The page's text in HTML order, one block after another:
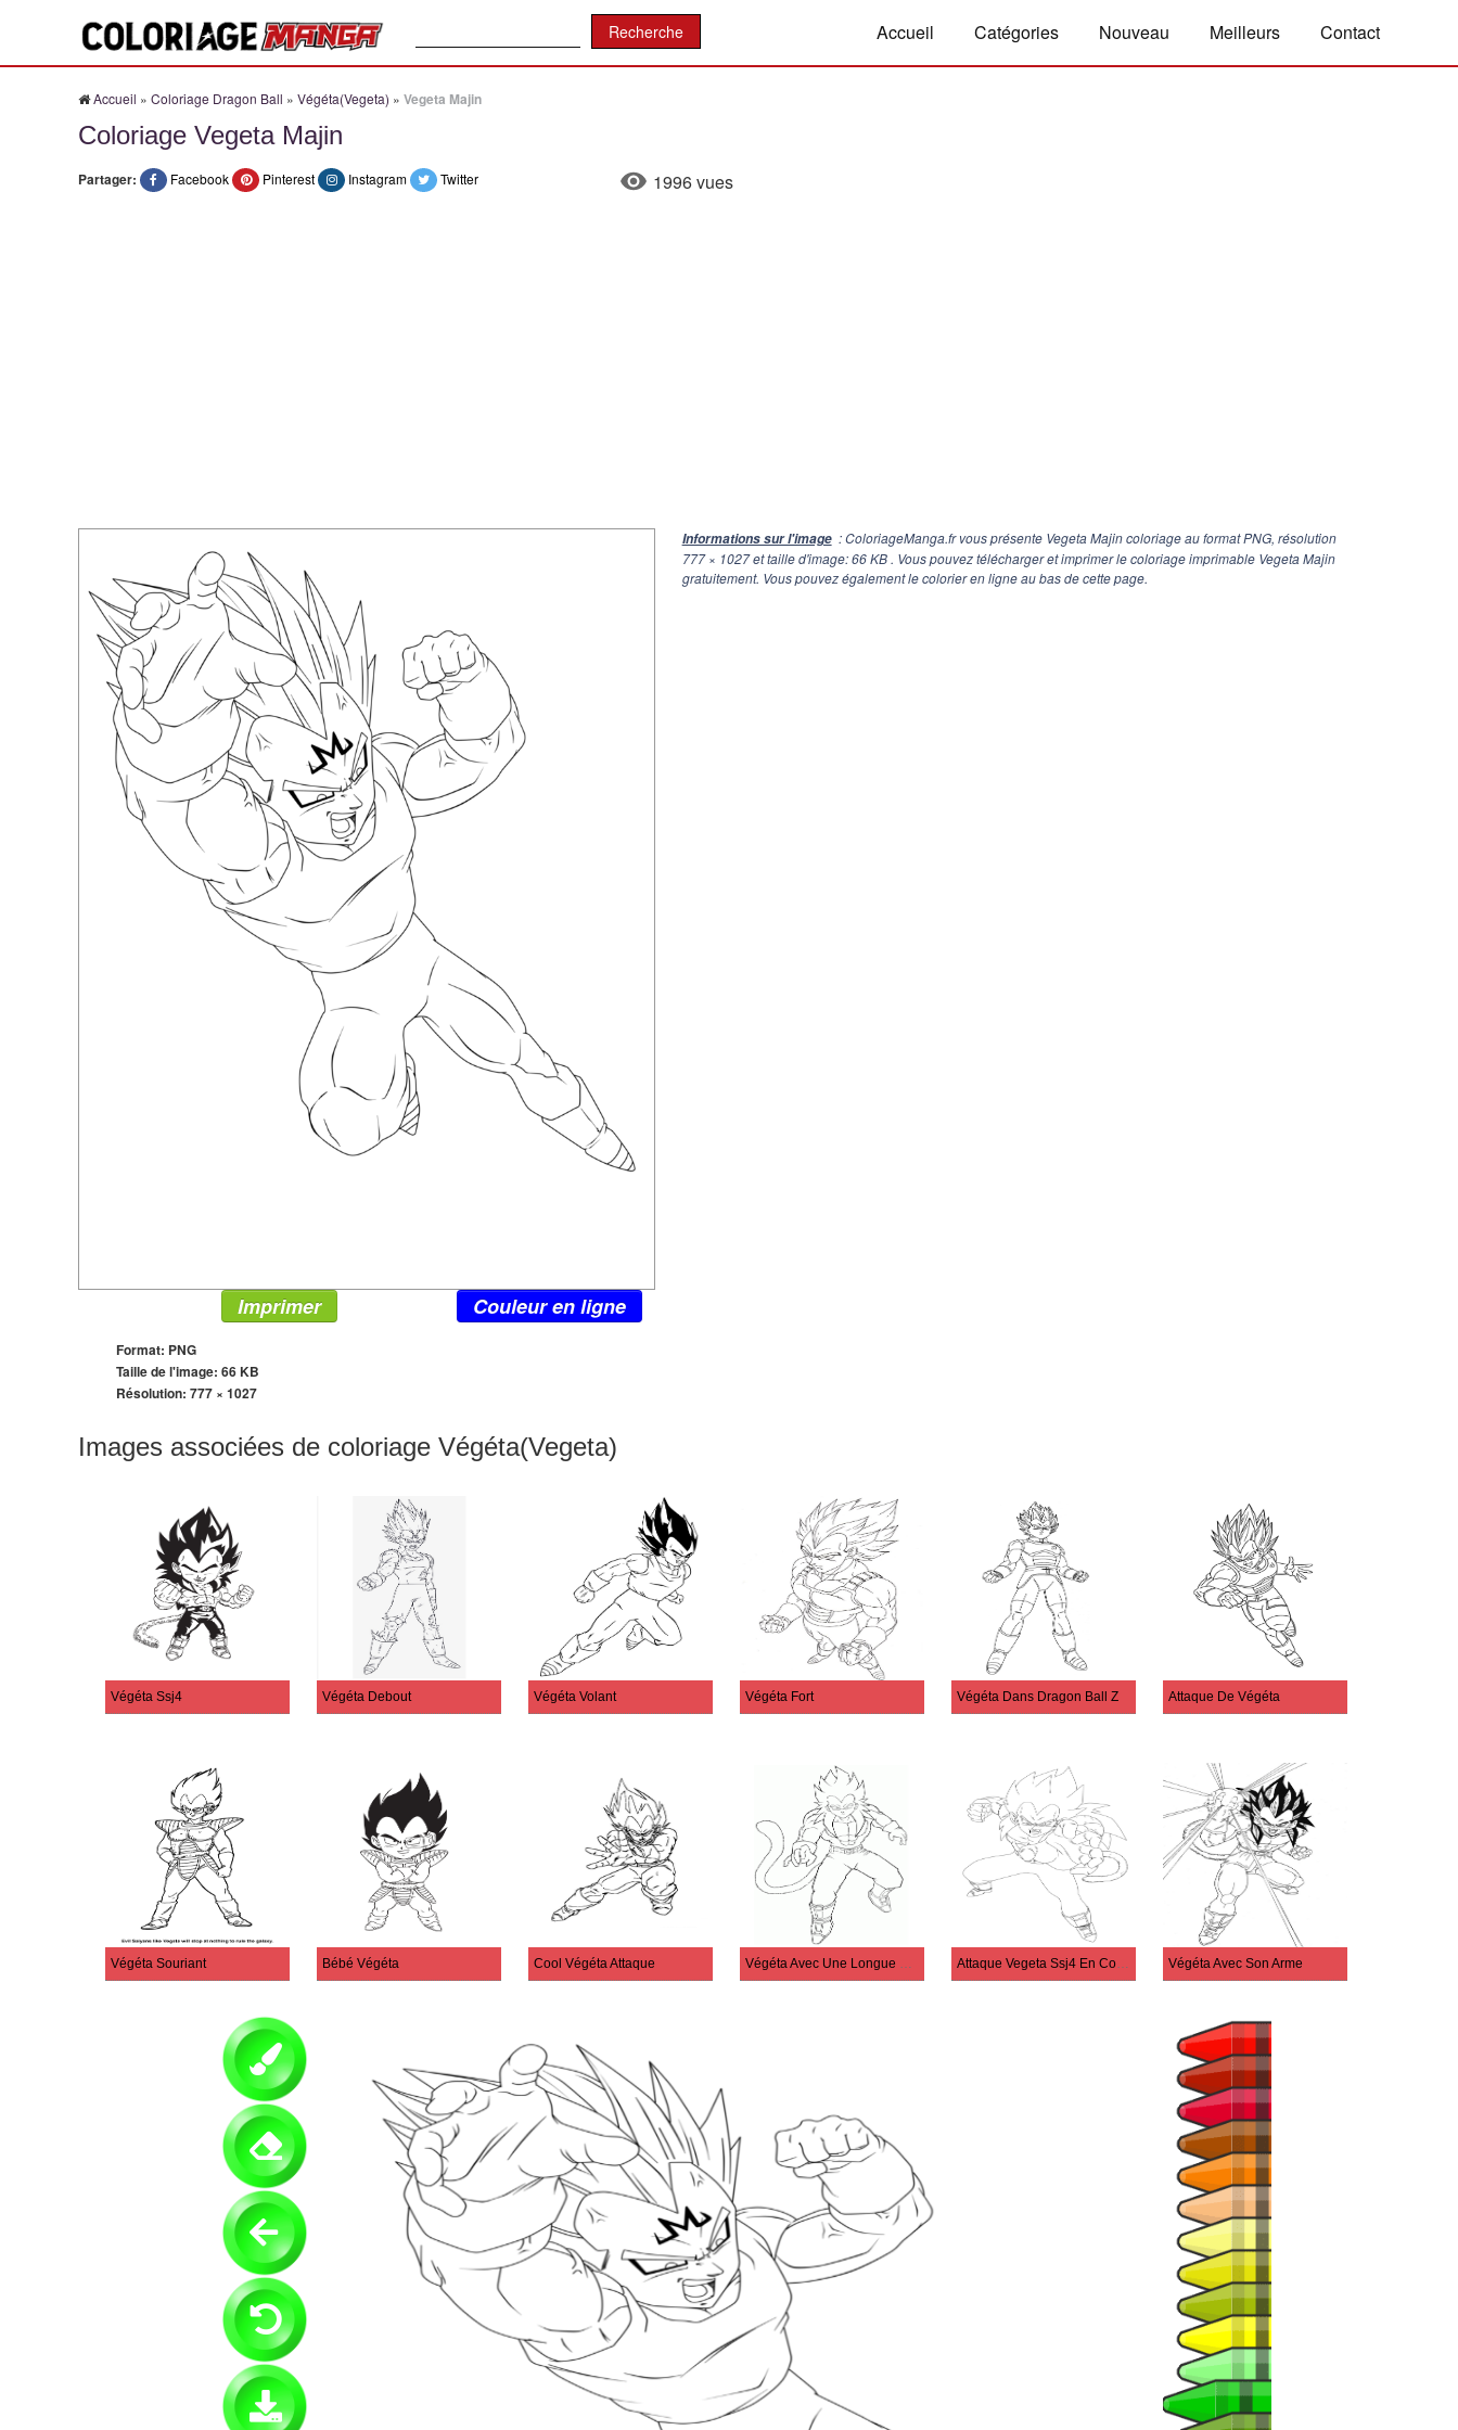
Accueil Catégories Nouveau Meilleurs Contact
Accueil » Coloriage Dragon Ball » Végéta(Vegeta) » Vegeta Majin
Coloriage Vegeta Majin
Partager: Facebook Pinterest Instagram Twitter 1996 vues
Informations sur l'image : ColoriageManga.fr vous présente Vegeta Majin coloriage au format PNG, résolution
777 × 1027et taille d'image: 66 KB . Vous pouvez télécharger et imprimer le coloriage imprimable Vegeta Majin
gratuitement. Vous pouvez également le colorier en ligne au bas de cette page.
Imprimer Couleur en ligne
Format: PNG
Taille de l'image: 66 KB
Résolution: 777 × 1027
Images associées de coloriage Végéta(Vegeta)
Végéta Ssj4 Végéta Debout Végéta Volant Végéta Fort Végéta Dans Dragon Ball Z Attaque De Végéta
Végéta Souriant Bébé Végéta Cool Végéta Attaque Végéta Avec Une Longue Queue Attaque Vegeta Ssj4 En Colère Végéta Avec Son Arme